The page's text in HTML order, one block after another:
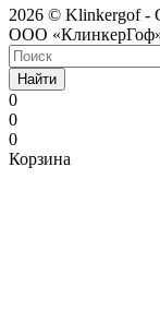
2026 © Klinkergof -
ООО
Найти
0
0
0
Корзина